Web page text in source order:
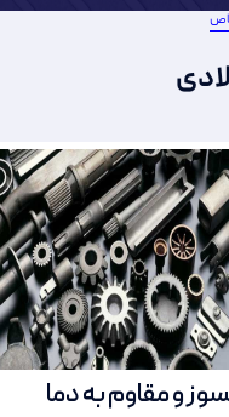
و مقاوم به دما